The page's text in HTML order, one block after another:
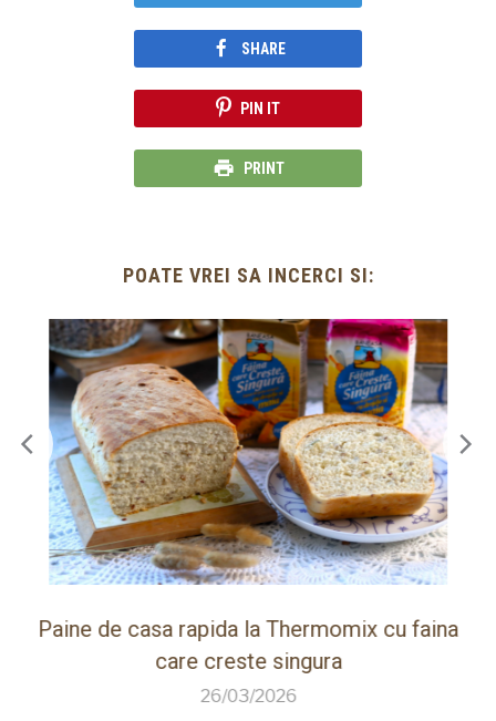
SHARE
PIN IT
PRINT
POATE VREI SA INCERCI SI:
Paine de casa rapida la Thermomix cu faina
care creste singura
26/03/2026